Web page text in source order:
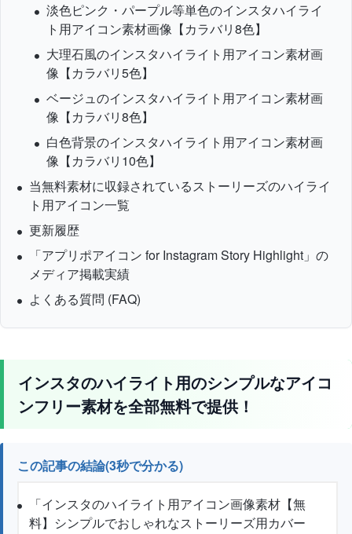
淡色ピンク・パープル等単色のインスタハイライ
ト用アイコン素材画像【カラバリ8色】
大理石風のインスタハイライト用アイコン素材画
像【カラバリ5色】
ベージュのインスタハイライト用アイコン素材画
像【カラバリ8色】
白色背景のインスタハイライト用アイコン素材画
像【カラバリ10色】
当無料素材に収録されているストーリーズのハイライ
ト用アイコン一覧
更新履歴
「アプリポアイコン for Instagram Story Highlight」の
メディア掲載実績
よくある質問 (FAQ)
インスタのハイライト用のシンプルなアイコ
ンフリー素材を全部無料で提供！
この記事の結論(3秒で分かる)
「インスタのハイライト用アイコン画像素材【無
料】シンプルでおしゃれなストーリーズ用カバー